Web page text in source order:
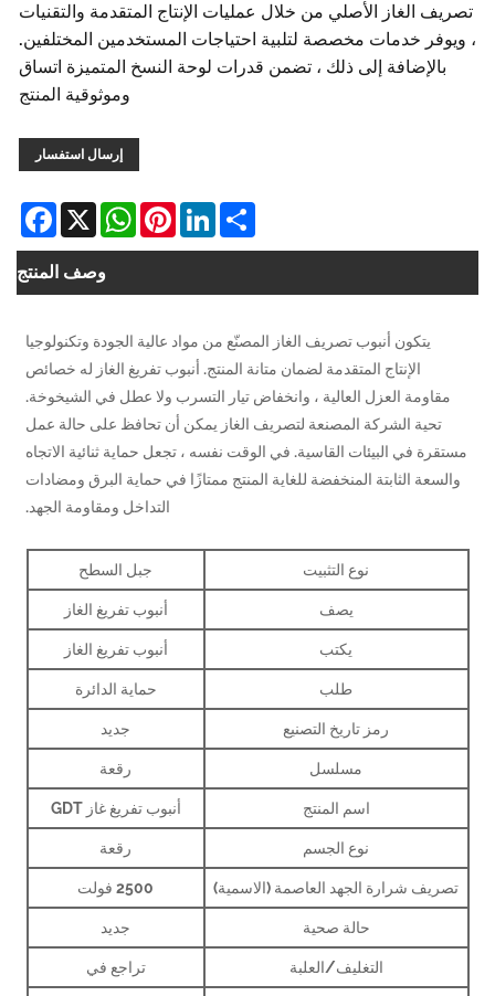
الغاز الأصلي من خلال عمليات الإنتاج المتقدمة والتقنيات
خدمات مخصصة لتلبية احتياجات المستخدمين المختلفين.
إلى ذلك ، تضمن قدرات لوحة النسخ المتميزة اتساق
وموثوقية المنتج
إرسال استفسار
Facebook X
WhatsApp
PinterestLinkedIn
وصف المنتج
يتكون أنبوب تصريف الغاز المصنّع من مواد عالية الجودة وتكنولوجيا
الإنتاج المتقدمة لضمان متانة المنتج. أنبوب تفريغ الغاز له خصائص
العزل العالية ، وانخفاض تيار التسرب ولا عطل في الشيخوخة.
الشركة المصنعة لتصريف الغاز يمكن أن تحافظ على حالة عمل
في البيئات القاسية. في الوقت نفسه ، تجعل حماية ثنائية الاتجاه
الثابتة المنخفضة للغاية المنتج ممتازًا في حماية البرق ومضادات
التداخل ومقاومة الجهد.
نوع التثبيت جبل السطح
أنبوب تفريغ الغاز
أنبوب تفريغ الغاز
حماية الدائرة
رمز تاريخ التصنيع
اسم المنتج أنبوب تفريغ غاز GDT
نوع الجسم
شرارة الجهد العاصمة (الاسمية)
حالة صحية
التغليف/العلبة تراجع في